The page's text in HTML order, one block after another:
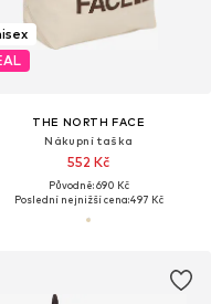
THE NORTH FACE
Nákupní taška
552 Kč
Původně: 690 Kč
Poslední nejnižší cena:497 Kč